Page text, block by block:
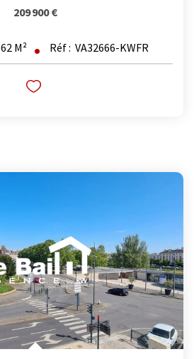
209 900 €
62 M² Réf : VA32666-KWFR